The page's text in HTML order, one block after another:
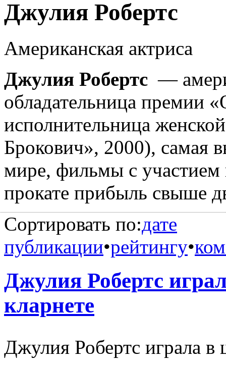
Джулия Робертс
Американская актриса
Джулия Робертс —
обладательница премии
исполнительница
Брокович», 2000), самая
мире, фильмы с
прокате прибыль свыше
Сортировать по:дате
публикации•рейтингу•
Джулия Робертс
кларнете
Джулия Робертс играла в